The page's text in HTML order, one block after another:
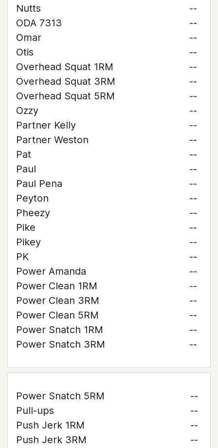
Nutts
--
ODA 7313
--
Omar
--
Otis
--
Overhead Squat 1RM
--
Overhead Squat 3RM
--
Overhead Squat 5RM
--
Ozzy
--
Partner Kelly
--
Partner Weston
--
Pat
--
Paul
--
Paul Pena
--
Peyton
--
Pheezy
--
Pike
--
Pikey
--
PK
--
Power Amanda
--
Power Clean 1RM
--
Power Clean 3RM
--
Power Clean 5RM
--
Power Snatch 1RM
--
Power Snatch 3RM
--
Power Snatch 5RM
--
Pull-ups
--
Push Jerk 1RM
--
Push Jerk 3RM
--